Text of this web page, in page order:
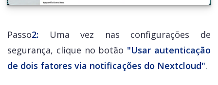
Passo2: Uma vez nas configurações de
segurança, clique no botão "Usar autenticação
de dois fatores via notificações do Nextcloud".